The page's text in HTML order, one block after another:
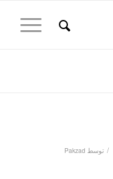
/ توسط Pakzad